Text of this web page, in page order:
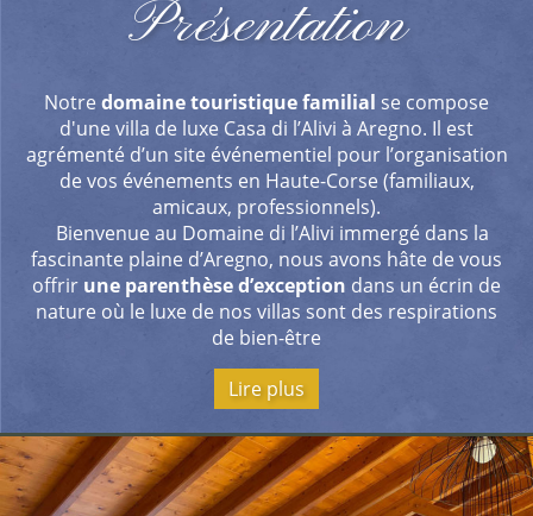
Présentation
Notredomaine touristique familial se compose
d'une villa de luxe Casa di l’Alivi à Aregno. Il est
agrémenté d’un site événementiel pour l’organisation
de vos événements en Haute-Corse (familiaux,
amicaux, professionnels).
Bienvenue au Domaine di l’Alivi immergé dans la
fascinante plaine d’Aregno, nous avons hâte de vous
offrir une parenthèse d’exception dans un écrin de
nature où le luxe de nos villas sont des respirations
de bien-être
Lire plus